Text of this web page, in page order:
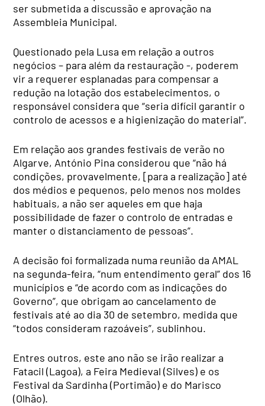
ser submetida a discussão e aprovação na
Assembleia Municipal.
Questionado pela Lusa em relação a outros
negócios – para além da restauração -, poderem
vir a requerer esplanadas para compensar a
redução na lotação dos estabelecimentos, o
responsável considera que “seria difícil garantir o
controlo de acessos e a higienização do material”.
Em relação aos grandes festivais de verão no
Algarve, António Pina considerou que “não há
condições, provavelmente, [para a realização] até
dos médios e pequenos, pelo menos nos moldes
habituais, a não ser aqueles em que haja
possibilidade de fazer o controlo de entradas e
manter o distanciamento de pessoas”.
A decisão foi formalizada numa reunião da AMAL
na segunda-feira, “num entendimento geral” dos 16
municípios e “de acordo com as indicações do
Governo”, que obrigam ao cancelamento de
festivais até ao dia 30 de setembro, medida que
“todos consideram razoáveis”, sublinhou.
Entres outros, este ano não se irão realizar a
Fatacil (Lagoa), a Feira Medieval (Silves) e os
Festival da Sardinha (Portimão) e do Marisco
(Olhão).